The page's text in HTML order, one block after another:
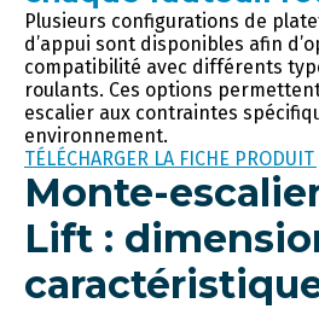
Plusieurs configurations de
d’appui sont disponibles afin
compatibilité avec différents
roulants. Ces options
escalier aux contraintes
environnement.
TÉLÉCHARGER LA FICHE
Monte-
Lift :